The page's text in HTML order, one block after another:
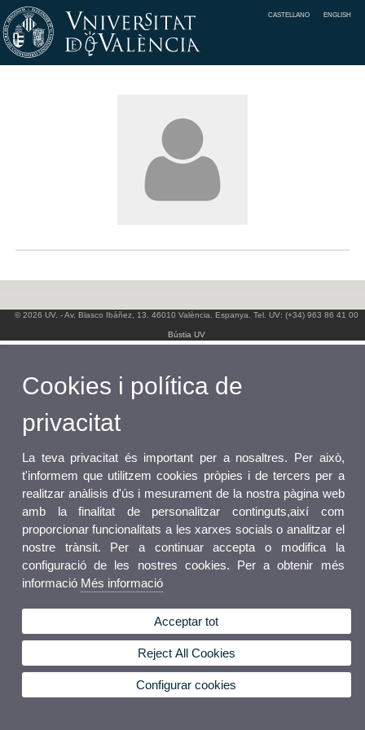
CASTELLANO ENGLISH
© 2026 UV. - Av. Blasco Ibáñez, 13. 46010 València. Espanya. Tel. UV: (+34) 963 86 41 00
Bústia UV
Cookies i política de
privacitat
La teva privacitat és important per a nosaltres. Per això,
t'informem que utilitzem cookies pròpies i de tercers per a
realitzar anàlisis d'ús i mesurament de la nostra pàgina web
amb la finalitat de personalitzar continguts,així com
proporcionar funcionalitats a les xarxes socials o analitzar el
nostre trànsit. Per a continuar accepta o modifica la
configuració de les nostres cookies. Per a obtenir més
informació Més informació
Acceptar tot
Reject All Cookies
Configurar cookies